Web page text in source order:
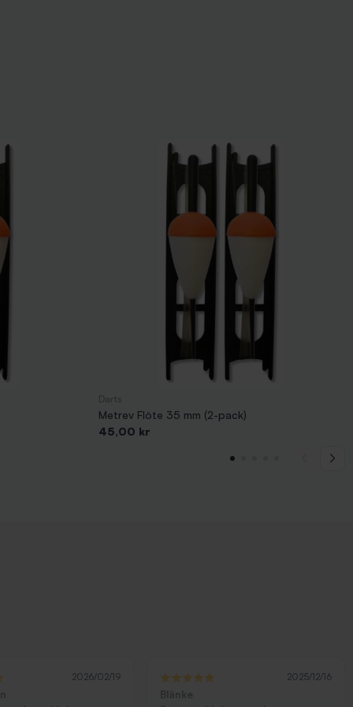
Metrev Flöte 35 mm (2-pack)
Pris
45,00 kr
2026/02/19 2025/12/16
Blänke